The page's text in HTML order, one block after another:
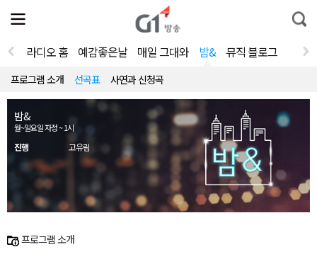
전
체
뉴
열
통
합
라디오 홈 예감좋은날 매일 그대와 밤& 뮤직 블로그
프로그램 소개 선곡표 사연과 신청곡
밤&
월~일요일 자정 ~ 1시
진행 고유림
프로그램 소개